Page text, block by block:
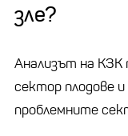
зле?
Анализът на КЗК
сектор плодове
проблемните